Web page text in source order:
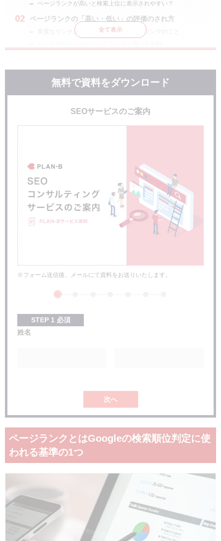
ページランクが高いと検索上位に表示されやすい？
ページランクの「高い・低い」の評価のされ方
良質なリンクとは高品質で関連性の高いリンクのこと
ページランクの高め方
ページランクとnofollowの関係性について
Moz（モズ）
Majestic（マジェスティック）
CF（サイテーションフロー）とは
まとめ：ページランクはSNSなども利用しながら高めた
い
全て表示
無料で資料をダウンロード
※フォーム送信後、メールにて資料をお送りいたします。
SEOサービスのご案内
STEP 1 必須
姓名
次へ
ページランクとはGoogleの検索順位判定に使
われる基準の1つ